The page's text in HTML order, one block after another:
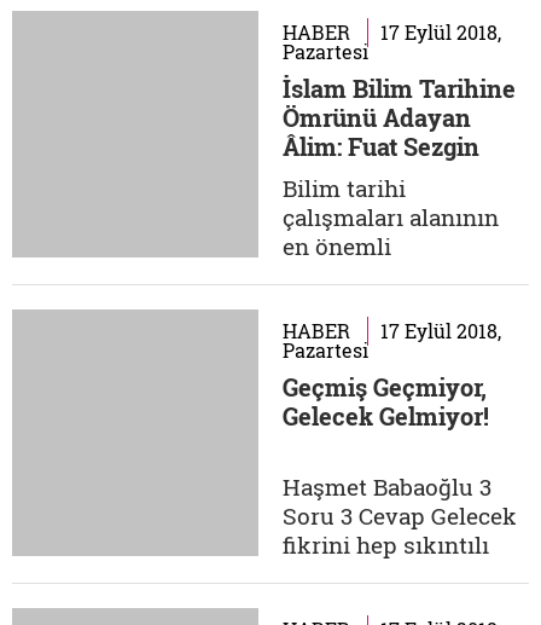
bir konum hedefleyen
Türkiye de yeniden
yapılanıyor. Tüm
bunları ve yarının
dünyasının nasıl bir
yer olacağını rektörü
olduğu İbn Haldun
Üniversitesi'nde bir...
HABER 17 Eylül 2018,
Pazartesi
İslam Bilim Tarihine
Ömrünü Adayan
Âlim: Fuat Sezgin
Bilim tarihi
çalışmaları alanının
en önemli
hocaydı. Arap-İslam
Bilimleri Tarihi isimli
bibliyografya eseriyle
kendisini dünyaya
80'inden sonra bile 18
saat çalışmaktan
vazgeçmedi. Bu ay
Düşünce Atlası'nda,...
HABER 17 Eylül 2018,
Pazartesi
Geçmiş Geçmiyor,
Gelecek Gelmiyor!
Haşmet Babaoğlu 3
Soru 3 Cevap Gelecek
fikrini hep sıkıntılı